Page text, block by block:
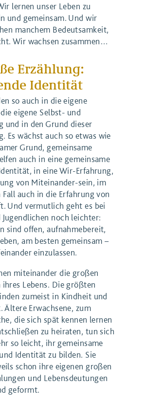
lernen unser Leben zu
und gemeinsam. Und wir
manchem Bedeutsamkeit,
Wir wachsen zusammen…
Erzählung:
Identität
so auch in die eigene
eigene Selbst- und
und in den Grund dieser
Es wächst auch so etwas wie
Grund, gemeinsame
auch in eine gemeinsame
in eine Wir-Erfahrung,
von Miteinander-sein, im
auch in die Erfahrung von
Und vermutlich geht es bei
noch leichter:
sind offen, aufnahmebereit,
am besten gemeinsam –
einzulassen.
miteinander die großen
ihres Lebens. Die größten
zumeist in Kindheit und
Ältere Erwachsene, zum
die sich spät kennen lernen
zu heiraten, tun sich
so leicht, ihr gemeinsame
Identität zu bilden. Sie
schon ihre eigenen großen
und Lebensdeutungen
geformt.